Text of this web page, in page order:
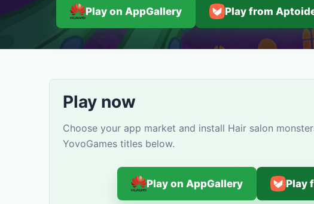
Play on AppGallery Play from
Play now
Choose your app market and install Hair salon
YovoGames titles below.
Play on AppGallery Play